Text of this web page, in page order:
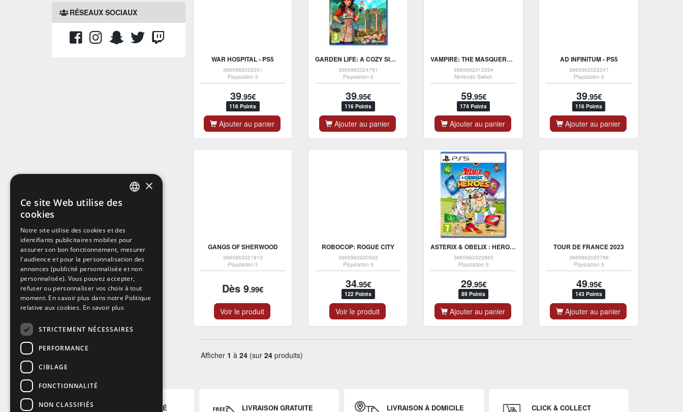
RÉSEAUX SOCIAUX
WAR HOSPITAL - PS5
3665962022001
Playstation 5
39.95€
116 Points
Ajouter au panier
GARDEN LIFE: A COZY SIMULATOR - PS5
3665962024791
Playstation 5
39.95€
116 Points
Ajouter au panier
VAMPIRE: THE MASQUERADE - SWANSONG - NINTENDO SWITCH
3665962012354
Nintendo Switch
59.95€
174 Points
Ajouter au panier
AD INFINITUM - PS5
3665962022247
Playstation 5
39.95€
116 Points
Ajouter au panier
GANGS OF SHERWOOD
3665962021813
Playstation 5
Dès 9.99€
Voir le produit
ROBOCOP: ROGUE CITY
3665962020502
Playstation 5
34.95€
122 Points
Voir le produit
ASTERIX & OBELIX : HEROES
3665962022865
Playstation 5
29.95€
89 Points
Ajouter au panier
TOUR DE FRANCE 2023
3665962020786
Playstation 5
49.95€
143 Points
Ajouter au panier
Afficher 1 à 24(sur 24produits)
PAIEMENT SÉCURISÉ LIVRAISON GRATUITE LIVRAISON À DOMICILE CLICK & COLLECT
ENGLISH
×
Ce site Web utilise des
cookies
Notre site utilise des cookies et des
identifiants publicitaires mobiles pour
assurer son bon fonctionnement, mesurer
l'audience et pour la personnalisation des
annonces (publicité personnalisée et non
personnalisée). Vous pouvez accepter,
refuser ou personnaliser vos choix à tout
moment. En savoir plus dans notre Politique
relative aux cookies. En savoir plus
STRICTEMENT NÉCESSAIRES
PERFORMANCE
CIBLAGE
FONCTIONNALITÉ
NON CLASSIFIÉS